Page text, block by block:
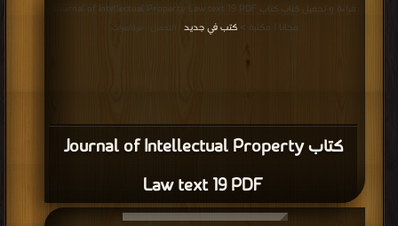
كتاب Journal of Intellectual Property
Law text 19 PDF
قراءة و تحميل كتاب كتاب Journal of Intellectual Property Law text 19 PDF
مجانا | مكتبة >كتب في جديد | التحميل : مرة/مرات